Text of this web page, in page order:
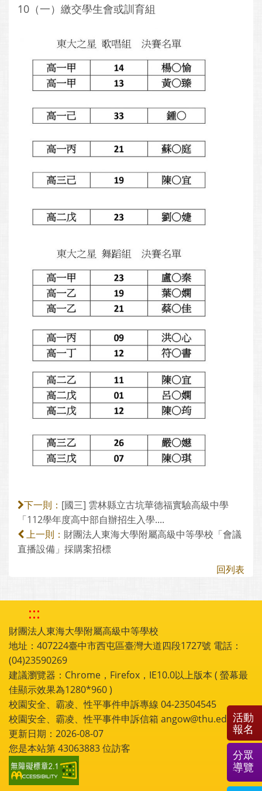
10（一）繳交學生會或訓育組
下一則： [國三] 雲林縣立古坑華德福實驗高級中學
「112學年度高中部自辦招生入學....
上一則： 財團法人東海大學附屬高級中等學校「會議
直播設備」採購案招標
回列表
:::
財團法人東海大學附屬高級中等學校
地址：407224臺中市西屯區臺灣大道四段1727號 電話：
(04)23590269
建議瀏覽器：Chrome，Firefox，IE10.0以上版本 ( 螢幕最
佳顯示效果為1280*960 )
校園安全、霸凌、性平事件申訴專線 04-23504545
校園安全、霸凌、性平事件申訴信箱 angow@thu.edu.tw
更新日期：2026-08-07
您是本站第43063883位訪客
活動
報名
分眾
導覽